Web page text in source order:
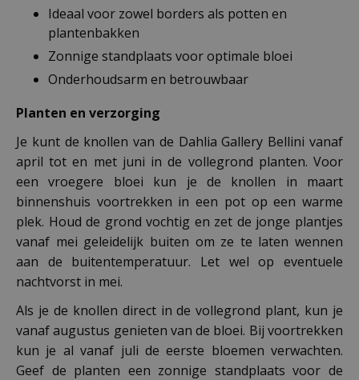
Ideaal voor zowel borders als potten en
plantenbakken
Zonnige standplaats voor optimale bloei
Onderhoudsarm en betrouwbaar
Planten en verzorging
Je kunt de knollen van de Dahlia Gallery Bellini vanaf
april tot en met juni in de vollegrond planten. Voor
een vroegere bloei kun je de knollen in maart
binnenshuis voortrekken in een pot op een warme
plek. Houd de grond vochtig en zet de jonge plantjes
vanaf mei geleidelijk buiten om ze te laten wennen
aan de buitentemperatuur. Let wel op eventuele
nachtvorst in mei.
Als je de knollen direct in de vollegrond plant, kun je
vanaf augustus genieten van de bloei. Bij voortrekken
kun je al vanaf juli de eerste bloemen verwachten.
Geef de planten een zonnige standplaats voor de